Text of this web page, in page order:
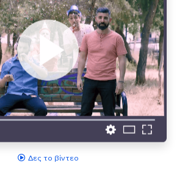
Δες το βίντεο